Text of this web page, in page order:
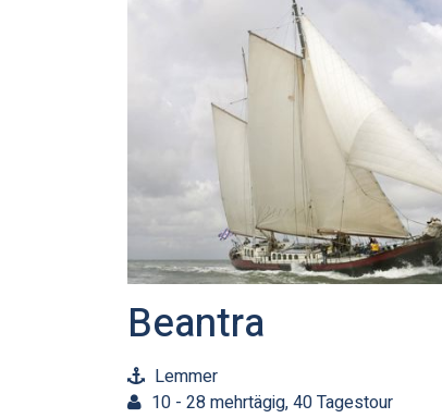
Beantra
Lemmer
10 - 28 mehrtägig, 40 Tagestour